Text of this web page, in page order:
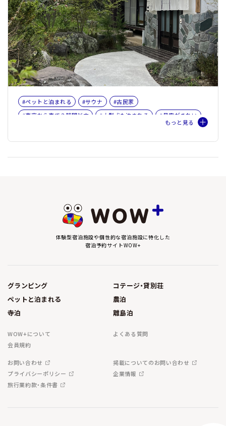
#ペットと泊まれる #サウナ
#古民家
#東京から車で３時間以内
#大型犬も泊まれる
#星空がきれい
体験型宿泊施設や個性的な宿泊施設に特化した
宿泊予約サイトWOW+
グランピング
コテージ・貸別荘
ペットと泊まれる
農泊
寺泊
離島泊
WOW+について
よくある質問
会員規約
お問い合わせ
掲載についてのお問い合わせ
プライバシーポリシー
企業情報
旅行業約款・条件書